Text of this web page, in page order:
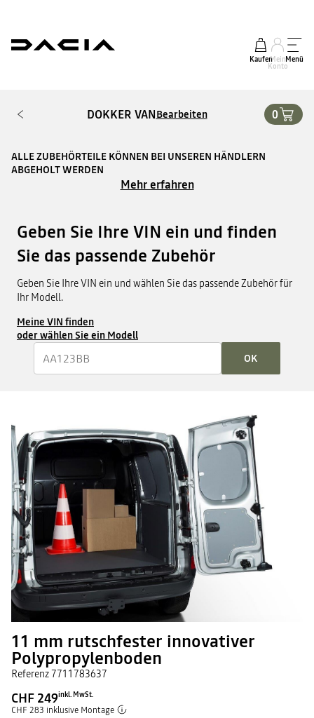
KaufenMein
Konto
Menü
DOKKER VANBearbeiten 0
ALLE ZUBEHÖRTEILE KÖNNEN BEI UNSEREN HÄNDLERN
ABGEHOLT WERDEN
Mehr erfahren
Geben Sie Ihre VIN ein und finden
Sie das passende Zubehör
Geben Sie Ihre VIN ein und wählen Sie das passende Zubehör für
Ihr Modell.
Meine VIN finden
oder wählen Sie ein Modell
OK
11 mm rutschfester innovativer
Polypropylenboden
Referenz7711783637
CHF 249inkl. MwSt.
CHF 283 inklusive Montage